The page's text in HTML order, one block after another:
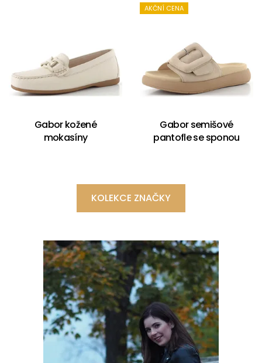
Gabor kožené
mokasíny
AKČNÍ CENA
Gabor semišové
pantofle se sponou
KOLEKCE ZNAČKY